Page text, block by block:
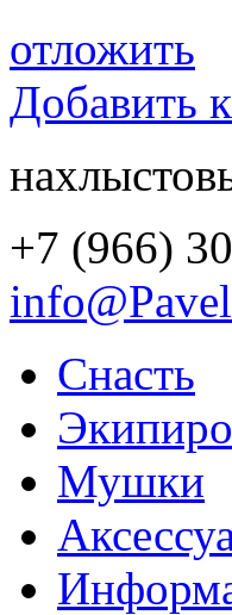
отложить
Добавить
+7 (966)
Снасть
Мушки